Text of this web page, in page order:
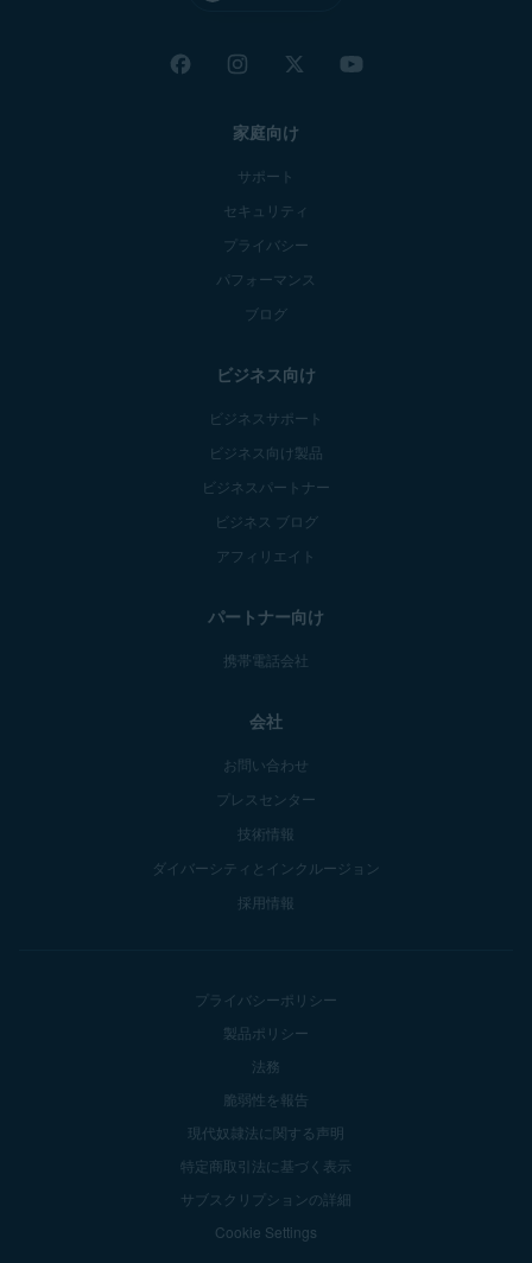
家庭向け
サポート
セキュリティ
プライバシー
パフォーマンス
ブログ
ビジネス向け
ビジネスサポート
ビジネス向け製品
ビジネスパートナー
ビジネス ブログ
アフィリエイト
パートナー向け
携帯電話会社
会社
お問い合わせ
プレスセンター
技術情報
ダイバーシティとインクルージョン
採用情報
プライバシーポリシー
製品ポリシー
法務
脆弱性を報告
現代奴隷法に関する声明
特定商取引法に基づく表示
サブスクリプションの詳細
Cookie Settings